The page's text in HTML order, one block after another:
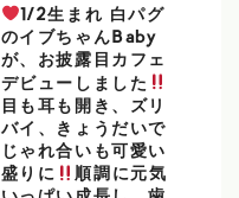
1/2生まれ 白パグ
のイブちゃんBaby
が、お披露目カフェ
デビューしました
目も耳も開き、ズリ
バイ、きょうだいで
じゃれ合いも可愛い
盛りに
順調に元気